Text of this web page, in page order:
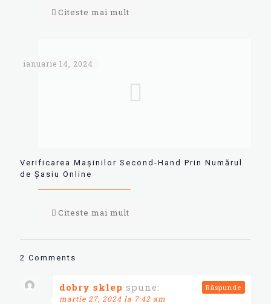
Citeste mai mult
ianuarie 14, 2024
Verificarea Mașinilor Second-Hand Prin Numărul
de Șasiu Online
Citeste mai mult
2 Comments
dobry sklep spune:
martie 27, 2024 la 7:42 am
Răspunde